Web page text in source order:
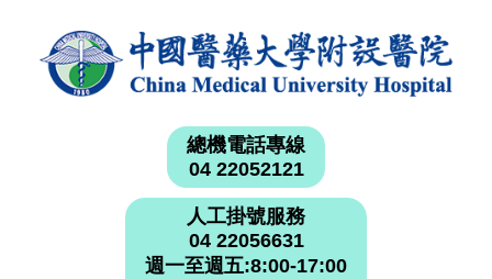
總機電話專線
04 22052121
人工掛號服務
04 22056631
週一至週五:8:00-17:00